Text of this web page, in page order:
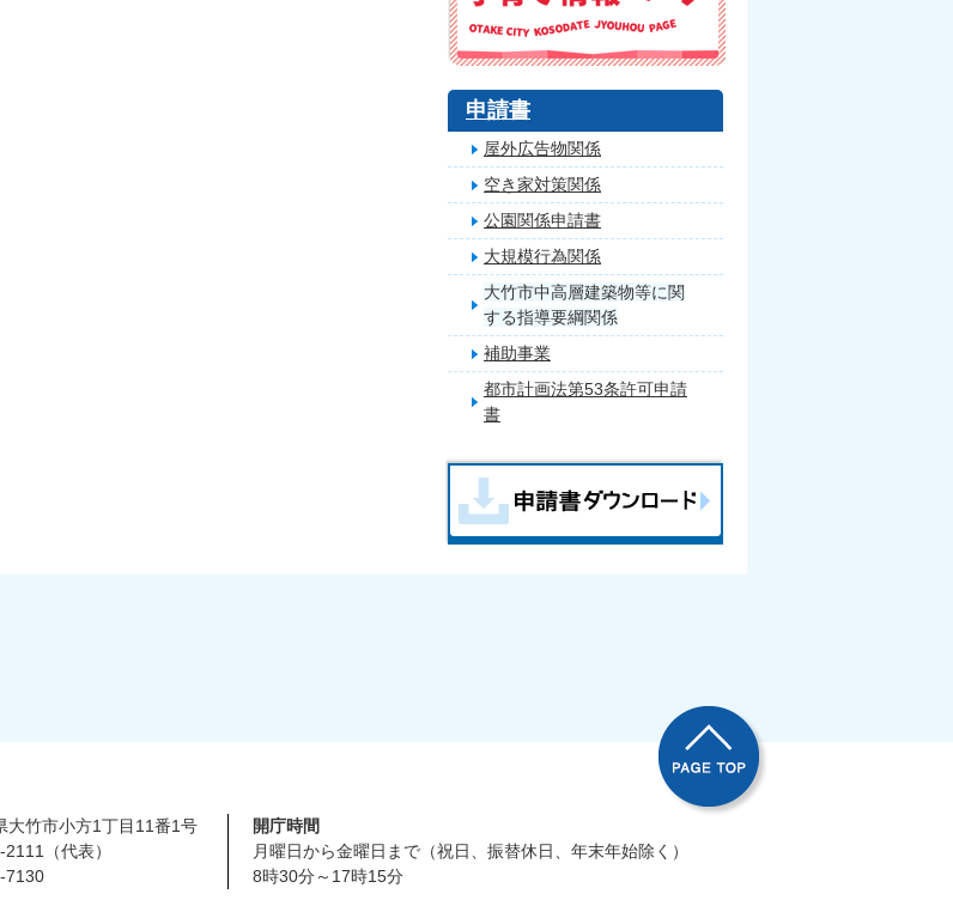
申請書
屋外広告物関係
空き家対策関係
公園関係申請書
大規模行為関係
大竹市中高層建築物等に関
する指導要綱関係
補助事業
都市計画法第53条許可申請
書
大竹市小方1丁目11番1号
（代表）
7130
開庁時間
月曜日から金曜日まで（祝日、振替休日、年末年始除く）
8時30分～17時15分